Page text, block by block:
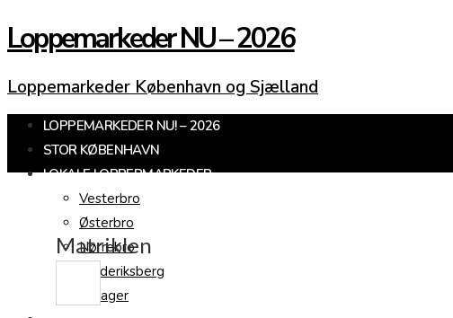
Loppemarkeder NU – 2026
Loppemarkeder København og Sjælland
LOPPEMARKEDER NU! – 2026
STOR KØBENHAVN
LOKALE LOPPERMARKEDER
Vesterbro
Østerbro
Nørrebro
Frederiksberg
Amager
Matriklen